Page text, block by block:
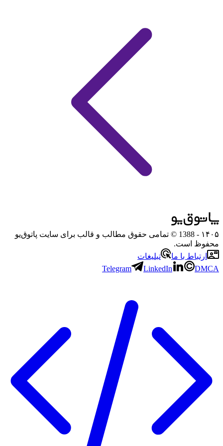
۱۴۰۵
- 1388 © تمامی حقوق مطالب و قالب برای سایت پاتوق‌یو
محفوظ است.
ارتباط با ما
تبلیغات
Telegram
LinkedIn DMCA